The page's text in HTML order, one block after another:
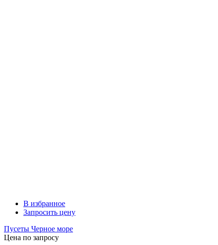
В избранное
Запросить цену
Пусеты Черное море
Цена по запросу